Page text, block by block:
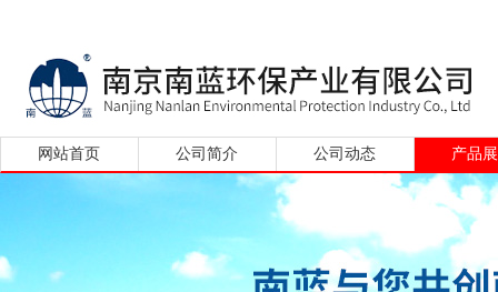
网站首页 公司简介 公司动态 产品